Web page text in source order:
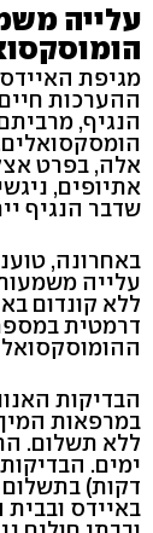
עלייה
מגיפת
ההערכות
הנגיף,
אלה, בפרט
אתיופים,
שדבר הנגיף
באחרונה,
עלייה
ללא קונדום
במרפאות
ללא תשלום.
דקות)
באיידס